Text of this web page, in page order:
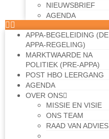
NIEUWSBRIEF
AGENDA
APPA-BEGELEIDING (DE
APPA-REGELING)
MARKTWAARDE NA
POLITIEK (PRE-APPA)
POST HBO LEERGANG
AGENDA
OVER ONS
MISSIE EN VISIE
ONS TEAM
RAAD VAN ADVIES